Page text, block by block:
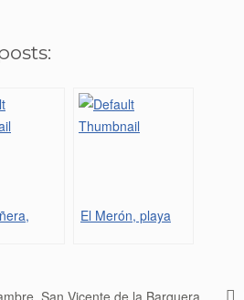
El Merón, playa
, San Vicente de la Barquera